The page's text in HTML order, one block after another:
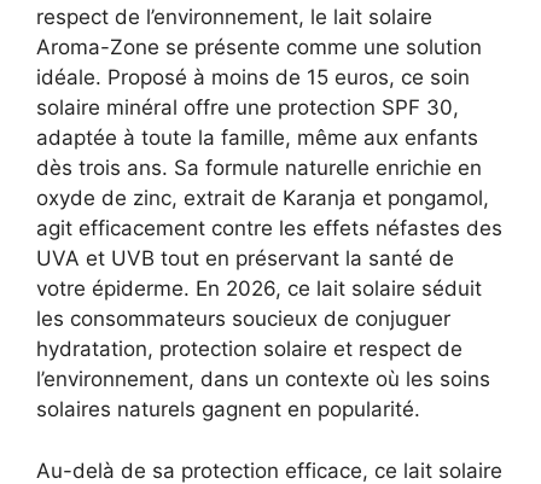
respect de l’environnement, le lait solaire
Aroma-Zone se présente comme une solution
idéale. Proposé à moins de 15 euros, ce soin
solaire minéral offre une protection SPF 30,
adaptée à toute la famille, même aux enfants
dès trois ans. Sa formule naturelle enrichie en
oxyde de zinc, extrait de Karanja et pongamol,
agit efficacement contre les effets néfastes des
UVA et UVB tout en préservant la santé de
votre épiderme. En 2026, ce lait solaire séduit
les consommateurs soucieux de conjuguer
hydratation, protection solaire et respect de
l’environnement, dans un contexte où les soins
solaires naturels gagnent en popularité.
Au-delà de sa protection efficace, ce lait solaire